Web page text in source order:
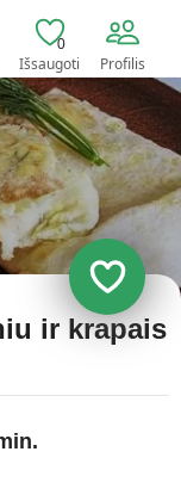
0
Išsaugoti Profilis
ir krapais